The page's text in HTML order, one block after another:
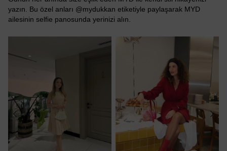
yazın. Bu özel anları @mydukkan etiketiyle paylaşarak MYD
ailesinin selfie panosunda yerinizi alın.